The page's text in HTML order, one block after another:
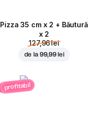
Pizza 35 cm x 2 + Băutură
x 2
127,96 lei
de la 99,99 lei
profitabil